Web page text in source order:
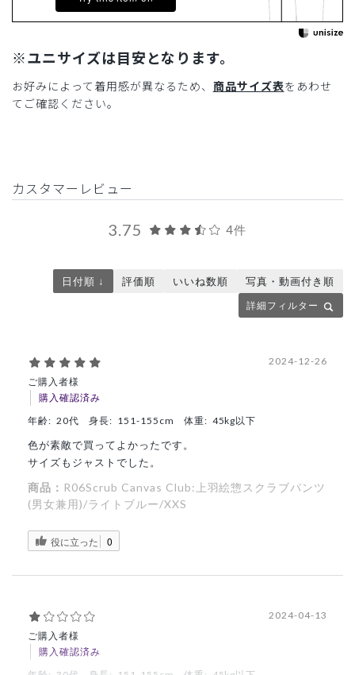
※ユニサイズは目安となります。
お好みによって着用感が異なるため、 商品サイズ表をあわせ
てご確認ください。
カスタマーレビュー
3.75 4件
詳細フィルター
日付順 ↓ 評価順 いいね数順 写真・動画付き順
ご購入者様
購入確認済み
2024-12-26
年齢: 20代 身長: 151-155cm 体重: 45kg以下
色が素敵で買ってよかったです。
サイズもジャストでした。
商品： R06Scrub Canvas Club:上羽絵惣スクラブパンツ
(男女兼用)/ライトブルー/XXS
役に立った 0
ご購入者様
購入確認済み
2024-04-13